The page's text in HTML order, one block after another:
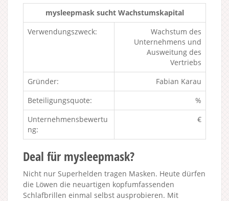
mysleepmask sucht Wachstumskapital
Verwendungszweck:
Wachstum des
Unternehmens und
Ausweitung des
Vertriebs
Gründer:
Fabian Karau
Beteiligungsquote:
%
Unternehmensbewertu
ng:
€
Deal für mysleepmask?
Nicht nur Superhelden tragen Masken. Heute dürfen
die Löwen die neuartigen kopfumfassenden
Schlafbrillen einmal selbst ausprobieren. Mit